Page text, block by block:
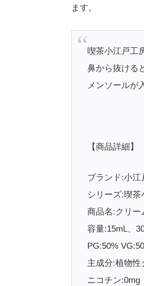
ます。
喫茶小江戸工
鼻から抜ける
メンソールが
【商品詳細】
ブランド:小江
シリーズ:喫
商品名:クリー
容量:15mL、
PG:50% VG:50
主成分:植物
ニコチン:0mg